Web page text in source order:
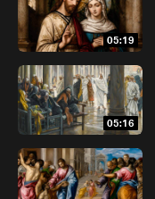
05:19
05:16